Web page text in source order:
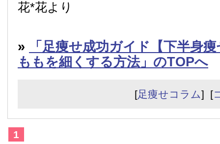
花*花より
»
「足痩せ成功ガイド【下半身
ももを細くする方法」のTOPへ
[足痩せコラム] [
1